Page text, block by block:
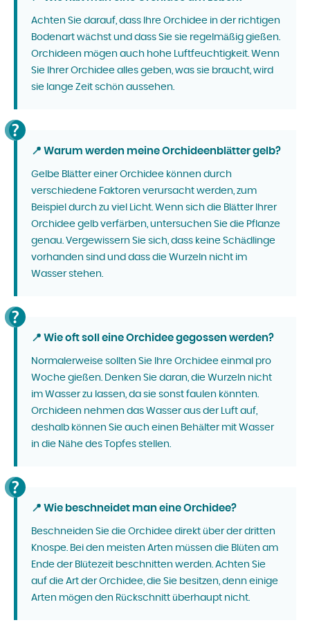
Achten Sie darauf, dass Ihre Orchidee in der richtigen
Bodenart wächst und dass Sie sie regelmäßig gießen.
Orchideen mögen auch hohe Luftfeuchtigkeit. Wenn
Sie Ihrer Orchidee alles geben, was sie braucht, wird
sie lange Zeit schön aussehen.
📍 Warum werden meine Orchideenblätter gelb?
Gelbe Blätter einer Orchidee können durch
verschiedene Faktoren verursacht werden, zum
Beispiel durch zu viel Licht. Wenn sich die Blätter Ihrer
Orchidee gelb verfärben, untersuchen Sie die Pflanze
genau. Vergewissern Sie sich, dass keine Schädlinge
vorhanden sind und dass die Wurzeln nicht im
Wasser stehen.
📍 Wie oft soll eine Orchidee gegossen werden?
Normalerweise sollten Sie Ihre Orchidee einmal pro
Woche gießen. Denken Sie daran, die Wurzeln nicht
im Wasser zu lassen, da sie sonst faulen könnten.
Orchideen nehmen das Wasser aus der Luft auf,
deshalb können Sie auch einen Behälter mit Wasser
in die Nähe des Topfes stellen.
📍 Wie beschneidet man eine Orchidee?
Beschneiden Sie die Orchidee direkt über der dritten
Knospe. Bei den meisten Arten müssen die Blüten am
Ende der Blütezeit beschnitten werden. Achten Sie
auf die Art der Orchidee, die Sie besitzen, denn einige
Arten mögen den Rückschnitt überhaupt nicht.